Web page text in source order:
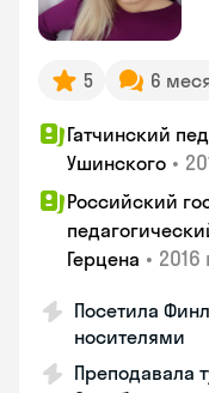
5 6
Гатчинский
Ушинского •
Российский
Герцена • 2016
Посетила
носителями
Преподавала